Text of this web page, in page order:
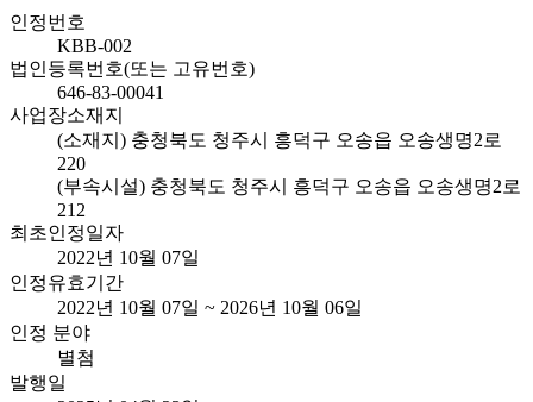
인정번호
KBB-002
법인등록번호(또는 고유번호)
646-83-00041
사업장소재지
(소재지) 충청북도 청주시 흥덕구 오송읍 오송생명2로
220
(부속시설) 충청북도 청주시 흥덕구 오송읍 오송생명2로
212
최초인정일자
2022년 10월 07일
인정유효기간
2022년 10월 07일 ~ 2026년 10월 06일
인정 분야
별첨
발행일